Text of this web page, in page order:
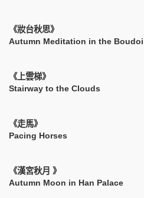
《妝台秋
Autumn Meditation in the
《上雲
Stairway to the Clouds
《走
Pacing Horses
《漢宮秋月
Autumn Moon in Han Palace